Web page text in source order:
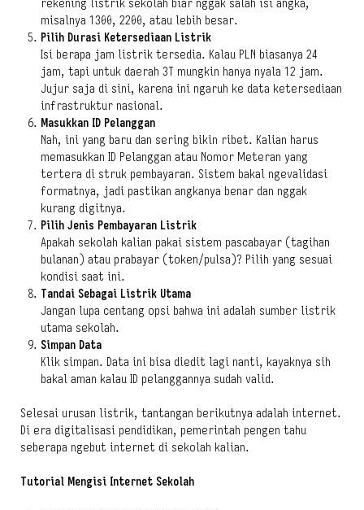
rekening listrik sekolah biar nggak salah isi angka,
misalnya 1300, 2200, atau lebih besar.
Pilih Durasi Ketersediaan Listrik
Isi berapa jam listrik tersedia. Kalau PLN biasanya 24
jam, tapi untuk daerah 3T mungkin hanya nyala 12 jam.
Jujur saja di sini, karena ini ngaruh ke data ketersediaan
infrastruktur nasional.
Masukkan ID Pelanggan
Nah, ini yang baru dan sering bikin ribet. Kalian harus
memasukkan ID Pelanggan atau Nomor Meteran yang
tertera di struk pembayaran. Sistem bakal ngevalidasi
formatnya, jadi pastikan angkanya benar dan nggak
kurang digitnya.
Pilih Jenis Pembayaran Listrik
Apakah sekolah kalian pakai sistem pascabayar (tagihan
bulanan) atau prabayar (token/pulsa)? Pilih yang sesuai
kondisi saat ini.
Tandai Sebagai Listrik Utama
Jangan lupa centang opsi bahwa ini adalah sumber listrik
utama sekolah.
Simpan Data
Klik simpan. Data ini bisa diedit lagi nanti, kayaknya sih
bakal aman kalau ID pelanggannya sudah valid.
Selesai urusan listrik, tantangan berikutnya adalah internet.
Di era digitalisasi pendidikan, pemerintah pengen tahu
seberapa ngebut internet di sekolah kalian.
Tutorial Mengisi Internet Sekolah